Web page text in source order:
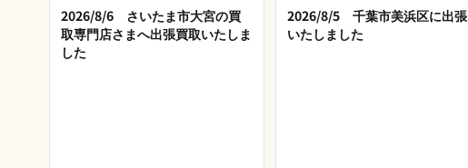
2026/8/6 さいたま市大宮の買
取専門店さまへ出張買取いたしま
した
2026/8/5 千葉市美浜区に出張
いたしました